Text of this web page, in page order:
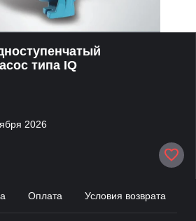
типа IQ
2026
Оплата Условия возврата